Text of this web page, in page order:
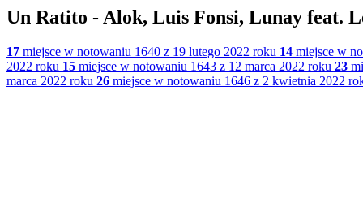
Un Ratito - Alok, Luis Fonsi, Lunay feat.
17 miejsce w notowaniu 1640 z 19 lutego 2022 roku 14 miejsce w
2022 roku 15 miejsce w notowaniu 1643 z 12 marca 2022 roku 23
marca 2022 roku 26 miejsce w notowaniu 1646 z 2 kwietnia 2022